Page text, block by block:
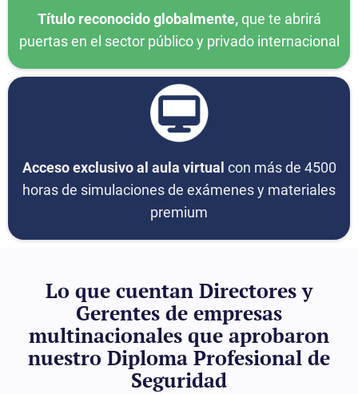
Título reconocido globalmente,que te abrirá
puertas en el sector público y privado internacional
Acceso exclusivo al aula virtual con más de 4500
horas de simulaciones de exámenes y materiales
premium
Lo que cuentan Directores y
Gerentes de empresas
multinacionales que aprobaron
nuestro Diploma Profesional de
Seguridad